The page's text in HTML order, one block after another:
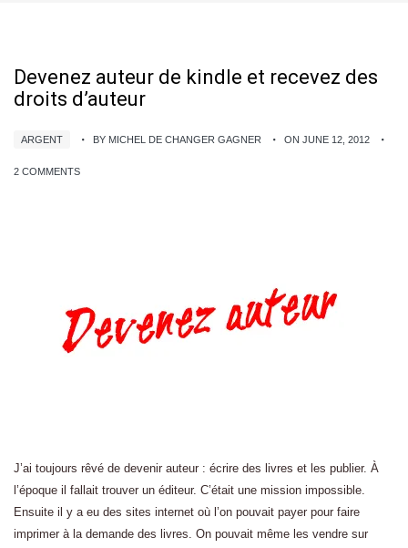
Devenez auteur de kindle et recevez des
droits d’auteur
ARGENT BY MICHEL DE CHANGER GAGNER ON JUNE 12, 2012
2 COMMENTS
J’ai toujours rêvé de devenir auteur : écrire des livres et les publier. À
l’époque il fallait trouver un éditeur. C’était une mission impossible.
Ensuite il y a eu des sites internet où l’on pouvait payer pour faire
imprimer à la demande des livres. On pouvait même les vendre sur